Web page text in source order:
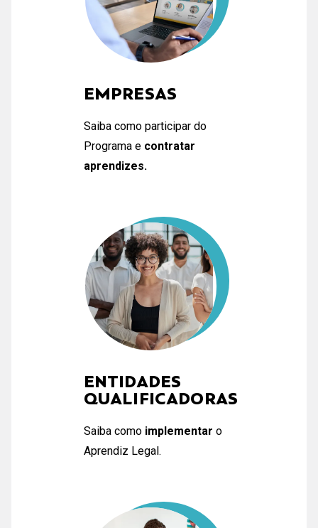
EMPRESAS
Saiba como participar do
Programa e contratar
aprendizes.
ENTIDADES
QUALIFICADORAS
Saiba como implementar o
Aprendiz Legal.